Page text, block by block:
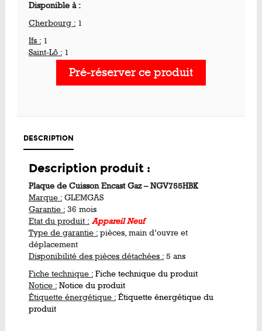
Disponible à :
Cherbourg : 1
Ifs : 1
Saint-Lô : 1
Pré-réserver ce produit
DESCRIPTION
Description produit :
Plaque de Cuisson Encast Gaz – NGV755HBK
Marque : GLEMGAS
Garantie : 36 mois
Etat du produit : Appareil Neuf
Type de garantie : pièces, main d’ouvre et
déplacement
Disponibilité des pièces détachées : 5 ans
Fiche technique : Fiche technique du produit
Notice : Notice du produit
Étiquette énergétique : Étiquette énergétique du
produit